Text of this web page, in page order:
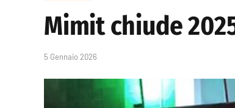
Mimit chiude
5 Gennaio 2026